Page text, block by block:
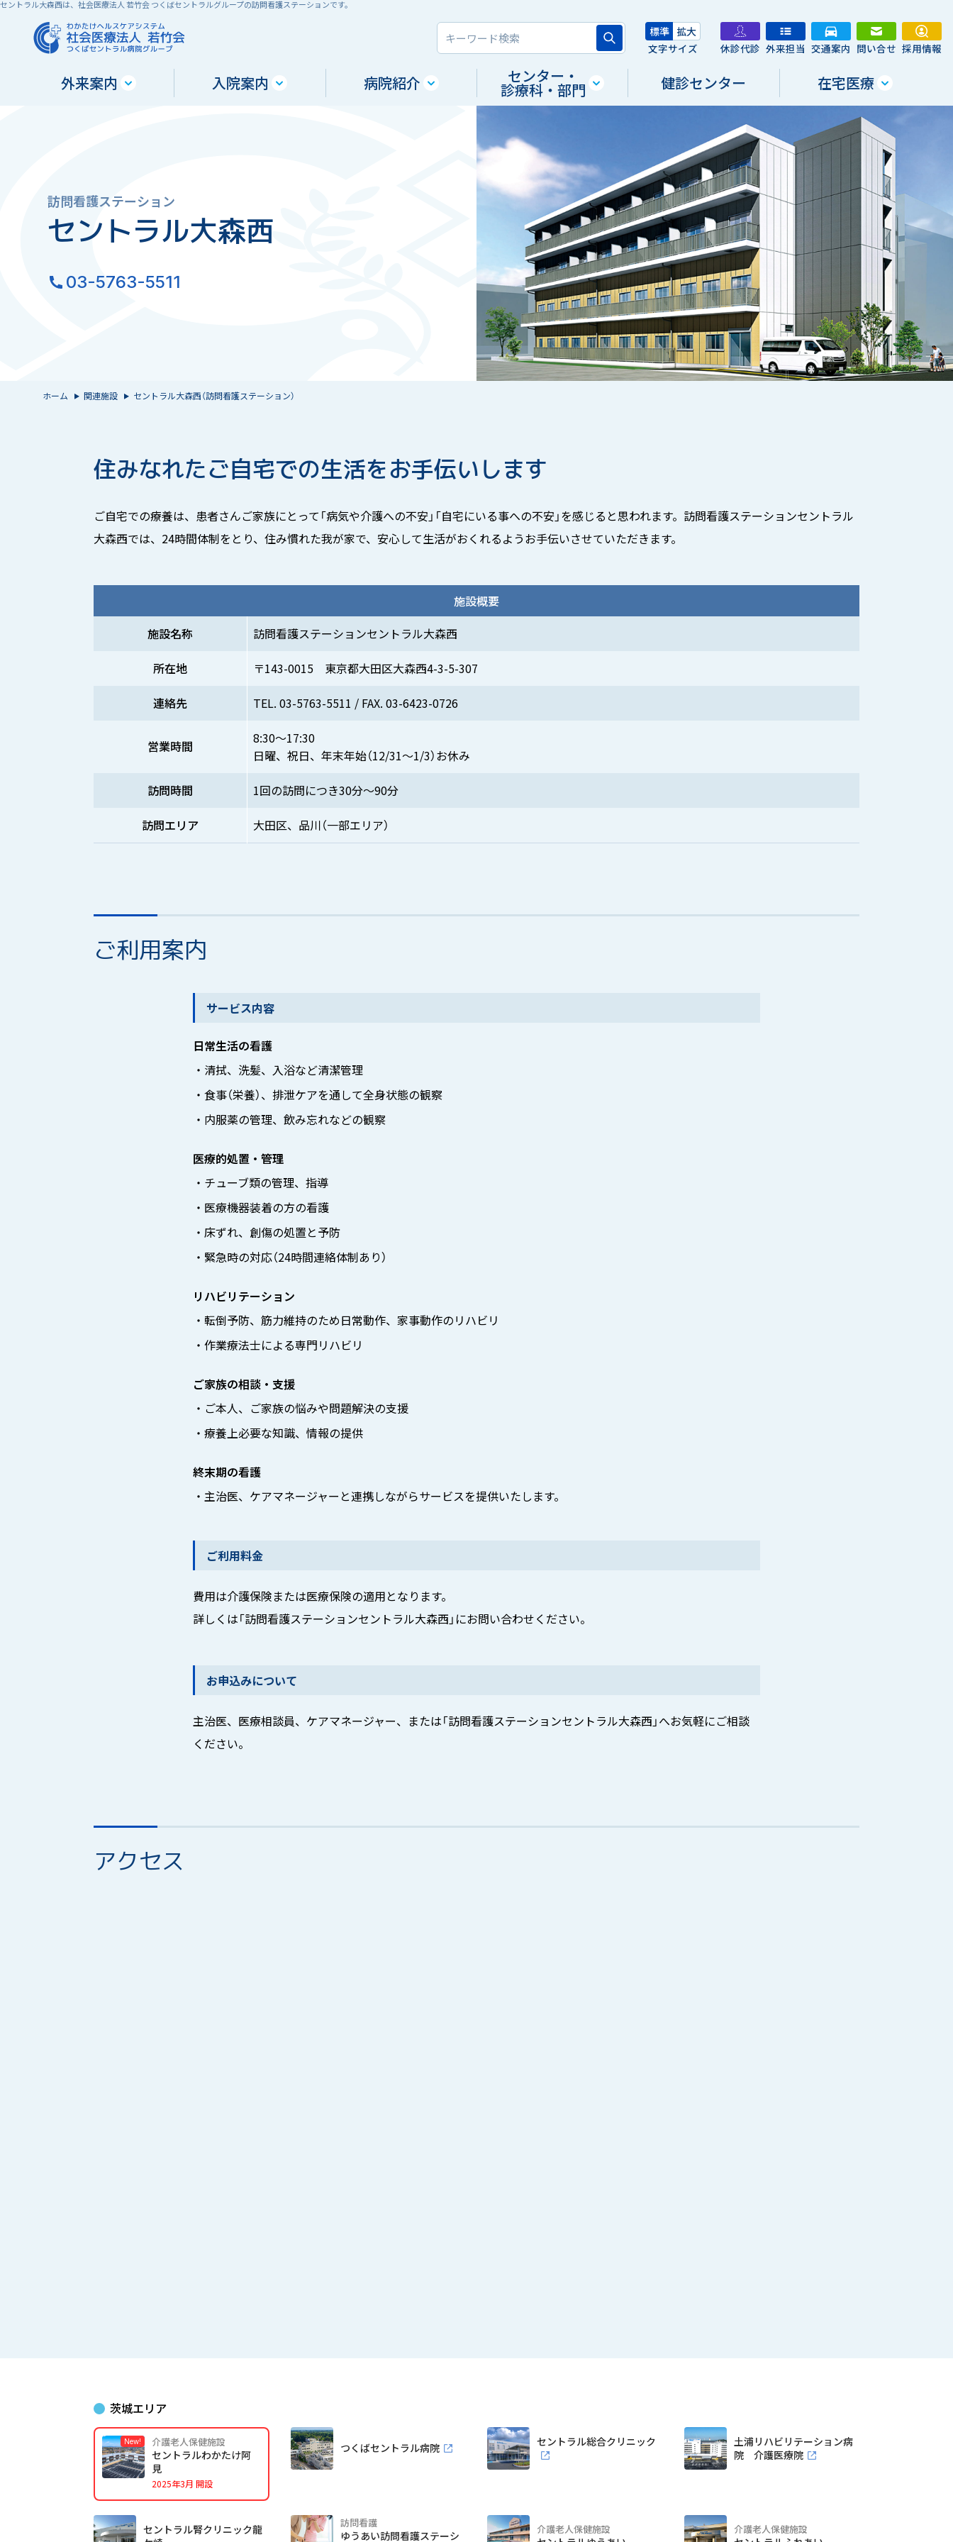
セントラル大森西は、社会医療法人 若竹会 つくばセントラルグループの訪問看護ステーションです。
標準 拡大
文字サイズ
休診代診 外来担当 交通案内 問い合せ 採用情報
外来案内 入院案内 病院紹介 センター・
診療科・部門 健診センター 在宅医療
訪問看護ステーション
セントラル大森西
03-5763-5511
ホーム 関連施設 セントラル大森西（訪問看護ステーション）
住みなれたご自宅での生活をお手伝いします
ご自宅での療養は、患者さんご家族にとって「病気や介護への不安」「自宅にいる事への不安」を感じると思われます。訪問看護ステーションセントラル
大森西では、24時間体制をとり、住み慣れた我が家で、安心して生活がおくれるようお手伝いさせていただきます。
施設概要
施設名称
訪問看護ステーションセントラル大森西
所在地 〒143-0015 東京都大田区大森西4-3-5-307
連絡先 TEL. 03-5763-5511 / FAX. 03-6423-0726
営業時間
8:30～17:30
日曜、祝日、年末年始（12/31～1/3）お休み
訪問時間 1回の訪問につき30分～90分
訪問エリア 大田区、品川（一部エリア）
ご利用案内
サービス内容
日常生活の看護
・清拭、洗髪、入浴など清潔管理
・食事（栄養）、排泄ケアを通して全身状態の観察
・内服薬の管理、飲み忘れなどの観察
医療的処置・管理
・チューブ類の管理、指導
・医療機器装着の方の看護
・床ずれ、創傷の処置と予防
・緊急時の対応（24時間連絡体制あり）
リハビリテーション
・転倒予防、筋力維持のため日常動作、家事動作のリハビリ
・作業療法士による専門リハビリ
ご家族の相談・支援
・ご本人、ご家族の悩みや問題解決の支援
・療養上必要な知識、情報の提供
終末期の看護
・主治医、ケアマネージャーと連携しながらサービスを提供いたします。
ご利用料金
費用は介護保険または医療保険の適用となります。
詳しくは「訪問看護ステーションセントラル大森西」にお問い合わせください。
お申込みについて
主治医、医療相談員、ケアマネージャー、または「訪問看護ステーションセントラル大森西」へお気軽にご相談
ください。
アクセス
茨城エリア
介護老人保健施設
セントラルわかたけ阿
見
2025年3月 開設
つくばセントラル病院 セントラル総合クリニック
土浦リハビリテーション病
院 介護医療院
セントラル腎クリニック龍
訪問看護
ゆうあい訪問看護ステーシ
介護老人保健施設 介護老人保健施設